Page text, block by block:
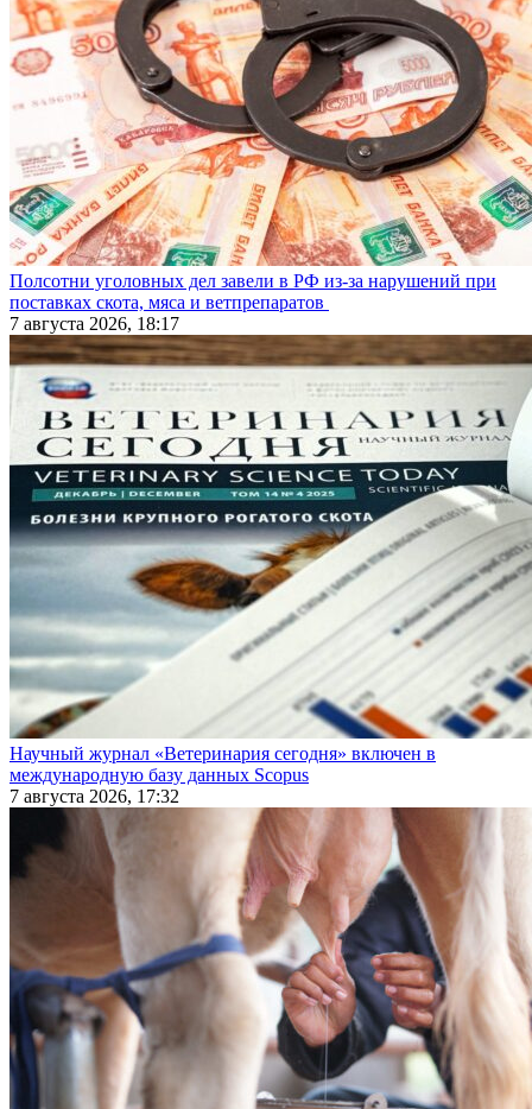
Полсотни уголовных дел завели в РФ из-за нарушений при
поставках скота, мяса и ветпрепаратов
7 августа 2026, 18:17
Научный журнал «Ветеринария сегодня» включен в
международную базу данных Scopus
7 августа 2026, 17:32